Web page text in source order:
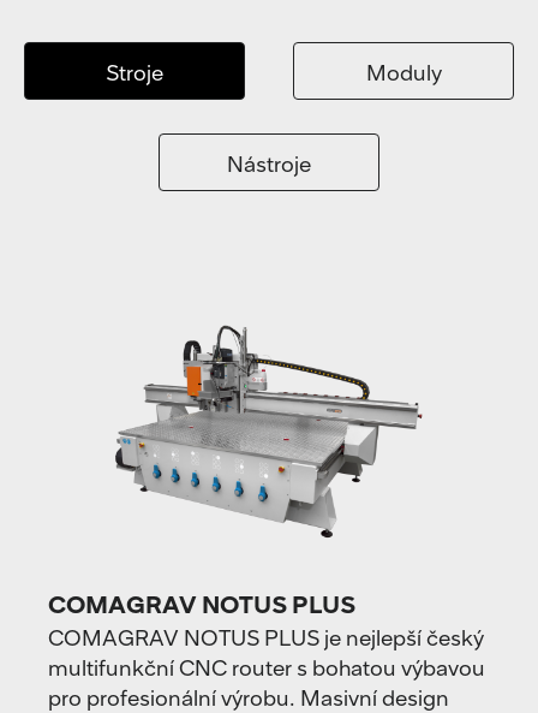
Stroje Moduly
Nástroje
COMAGRAV NOTUS PLUS
COMAGRAV NOTUS PLUS je nejlepší český
multifunkční CNC router s bohatou výbavou
pro profesionální výrobu. Masivní design